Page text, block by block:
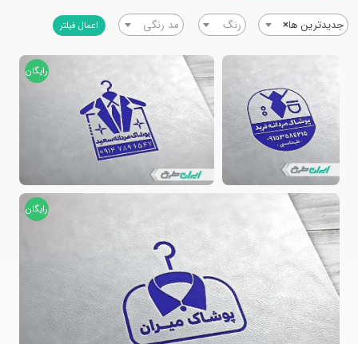
×جدیدترین ها رنگ مد رنگی اعمال فیلتر
رایگان
رایگان